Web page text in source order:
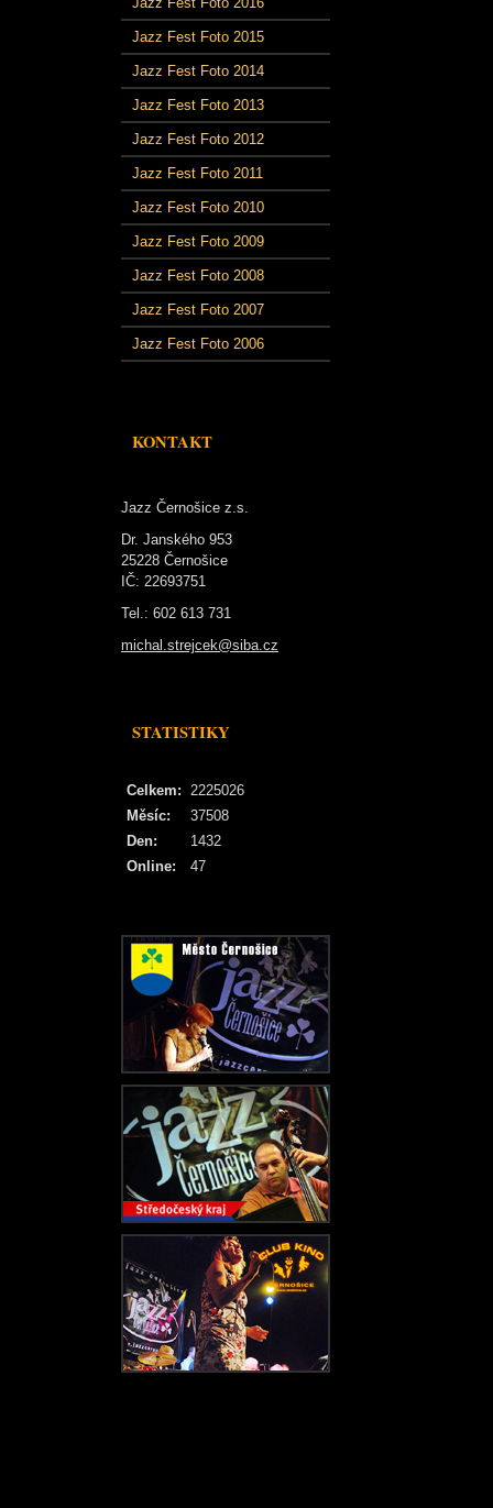
Jazz Fest Foto 2015
Jazz Fest Foto 2014
Jazz Fest Foto 2013
Jazz Fest Foto 2012
Jazz Fest Foto 2011
Jazz Fest Foto 2010
Jazz Fest Foto 2009
Jazz Fest Foto 2008
Jazz Fest Foto 2007
Jazz Fest Foto 2006
KONTAKT
Jazz Černošice z.s.
Dr. Janského 953
25228 Černošice
IČ: 22693751
Tel.: 602 613 731
michal.strejcek@siba.cz
STATISTIKY
Online: 47
Celkem: 2225026
Měsíc:
37508
Den:
1432